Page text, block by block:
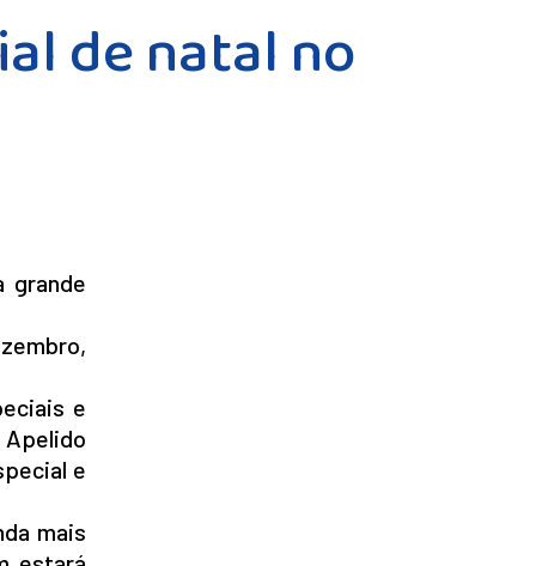
de natal no
grande
e
e
mais